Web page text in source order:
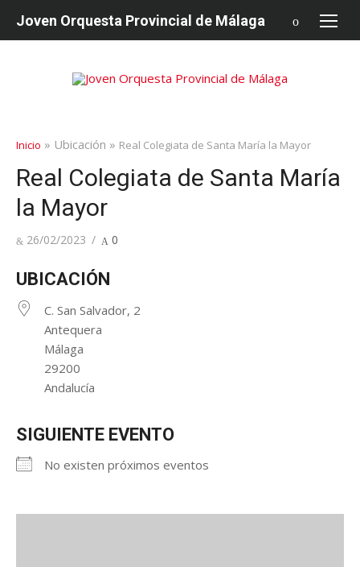
Joven Orquesta Provincial de Málaga
Inicio » Ubicación » Real Colegiata de Santa María la Mayor
Real Colegiata de Santa María
la Mayor
Publicado
26/02/2023 0
UBICACIÓN
C. San Salvador, 2
Antequera
Málaga
29200
Andalucía
SIGUIENTE EVENTO
No existen próximos eventos